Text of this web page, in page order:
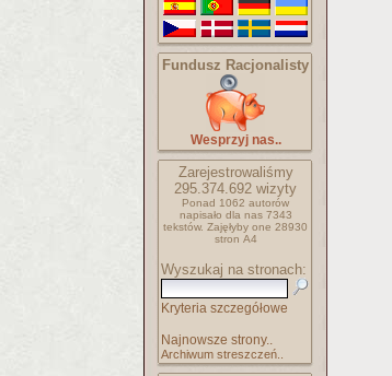
Fundusz Racjonalisty
Wesprzyj nas..
Zarejestrowaliśmy
295.374.692 wizyty
Ponad 1062 autorów
napisało dla nas 7343
tekstów. Zajęłyby one 28930
stron A4
Wyszukaj na stronach:
Kryteria szczegółowe
Najnowsze strony..
Archiwum streszczeń..